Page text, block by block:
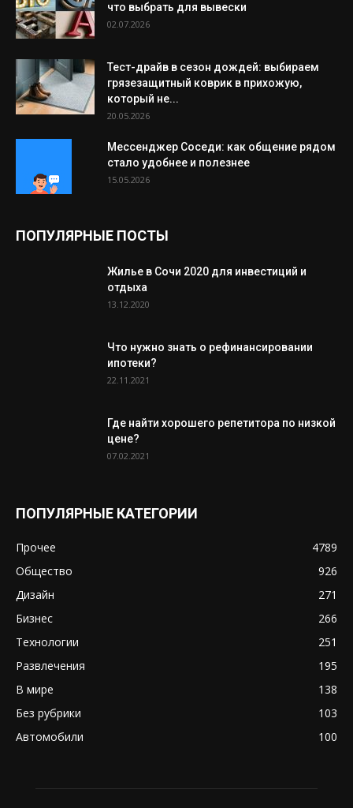
что выбрать для вывески
02.07.2026
Тест-драйв в сезон дождей: выбираем
грязезащитный коврик в прихожую,
который не...
20.05.2026
Мессенджер Соседи: как общение рядом
стало удобнее и полезнее
15.05.2026
ПОПУЛЯРНЫЕ ПОСТЫ
Жилье в Сочи 2020 для инвестиций и
отдыха
13.12.2020
Что нужно знать о рефинансировании
ипотеки?
22.11.2021
Где найти хорошего репетитора по низкой
цене?
07.02.2021
ПОПУЛЯРНЫЕ КАТЕГОРИИ
Прочее
4789
Общество
926
Дизайн
271
Бизнес
266
Технологии
251
Развлечения
195
В мире
138
Без рубрики
103
Автомобили
100